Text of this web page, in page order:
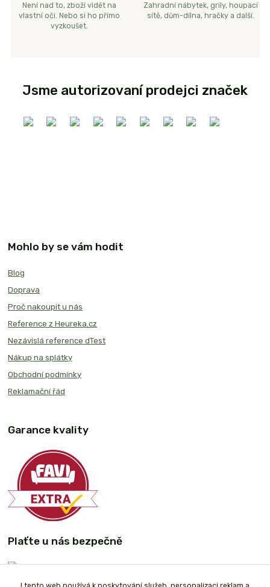
Není nad to, zboží vidět na
vlastní oči. Nebo si ho přímo
vyzkoušet.
Zahradní nábytek, grily, houpací
sítě, dům-dílna, hračky a další.
Jsme autorizovaní prodejci značek
Mohlo by se vám hodit
Blog
Doprava
Proč nakoupit u nás
Reference z Heureka.cz
Nezávislá reference dTest
Nákup na splátky
Obchodní podmínky
Reklamační řád
Garance kvality
Plaťte u nás bezpečně